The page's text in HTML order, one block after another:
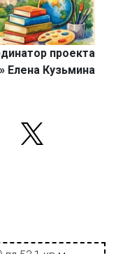
проекта
Елена Кузьмина